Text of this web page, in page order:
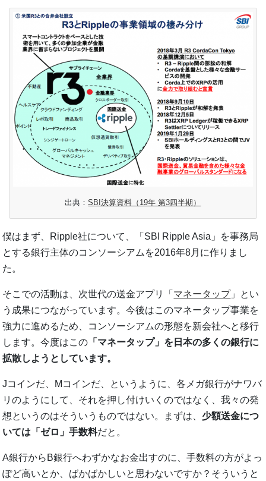
出典：SBI決算資料（19年 第3四半期）
僕はまず、Ripple社について、「SBI Ripple Asia」を事務局
とする銀行主体のコンソーシアムを2016年8月に作りまし
た。
そこでの活動は、次世代の送金アプリ「 マネータップ」とい
う成果につながっています。今後はこのマネータップ事業を
強力に進めるため、コンソーシアムの形態を新会社へと移行
します。今度はこの 「マネータップ」を日本の多くの銀行に
拡散しようとしています。
Jコインだ、Mコインだ、というように、各メガ銀行がナワバ
リのようにして、それを押し付けいくのではなく、我々の発
想というのはそういうものではない。まずは、 少額送金につ
いては「ゼロ」手数料だと。
A銀行からB銀行へわずかなお金出すのに、手数料の方がよっ
ぽど高いとか、ばかばかしいと思わないですか？そういうと